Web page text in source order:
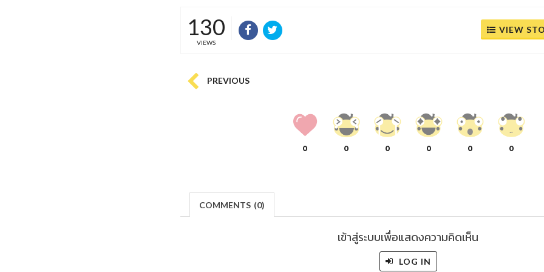
130
VIEWS
VIEW
PREVIOUS
0 0 0 0 0 0
COMMENTS (0)
เข้าสู่ระบบเพื่อแสดงความคิดเห็น
LOG IN